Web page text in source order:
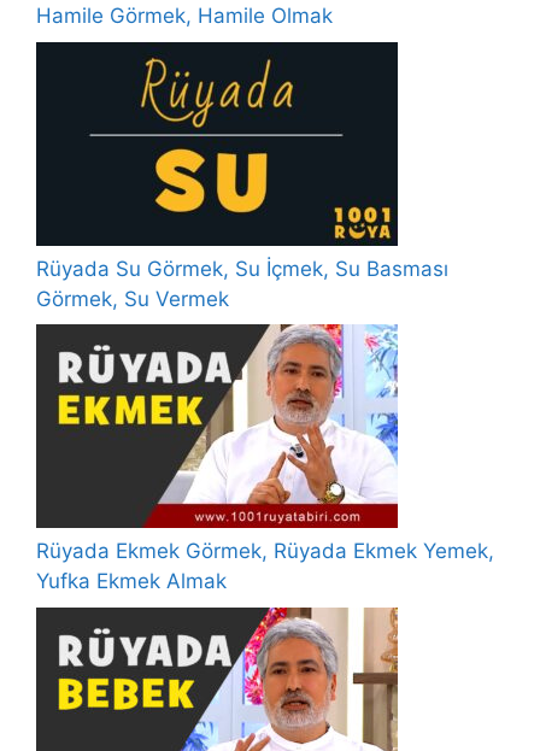
Hamile Görmek, Hamile Olmak
Rüyada Su Görmek, Su İçmek, Su Basması
Görmek, Su Vermek
Rüyada Ekmek Görmek, Rüyada Ekmek Yemek,
Yufka Ekmek Almak